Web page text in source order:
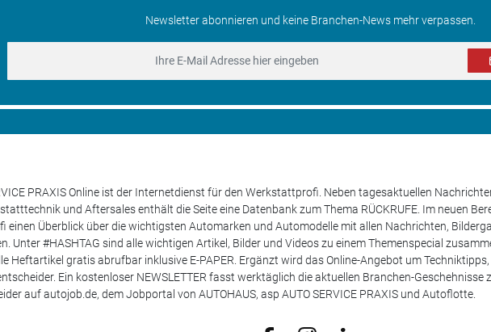
Newsletter abonnieren und keine Branchen-News mehr verpassen.
PRAXIS Online ist der Internetdienst für den Werkstattprofi. Neben tagesaktuellen
und Aftersales enthält die Seite eine Datenbank zum Thema RÜCKRUFE. Im neuen
einen Überblick über die wichtigsten Automarken und Automodelle mit allen Nachrichten,
Unter #HASHTAG sind alle wichtigen Artikel, Bilder und Videos zu einem Themenspecial
Heftartikel gratis abrufbar inklusive E-PAPER. Ergänzt wird das Online-Angebot um
Ein kostenloser NEWSLETTER fasst werktäglich die aktuellen Branchen-Geschehnisse
auf autojob.de, dem Jobportal von AUTOHAUS, asp AUTO SERVICE PRAXIS und Autoflotte.